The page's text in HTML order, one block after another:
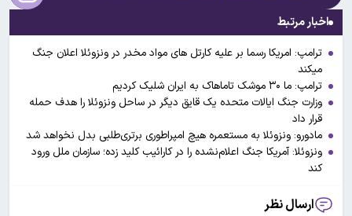
اخبار مرتبط
ترامپ: امریکا رسما بر علیه کارتل های مواد مخدر در ونزوئلا اعلان جنگ
میکند
ترامپ: ما ۳۰ موشک تاماهاک به ایران شلیک کردیم
وزارت جنگ ایالات متحده یک قایق دیگر در ساحل ونزوئلا را هدف حمله
قرار داد
مادورو: ونزوئلا به مستعمره هیچ امپراطوری برتری‌طلبی بدل نخواهد شد
ونزوئلا: آمریکا جنگ اعلام‌نشده را در کارائیب کلید زده؛ سازمان ملل ورود
کند
ارسال نظر